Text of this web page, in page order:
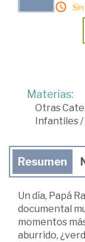
Materias:
Otras
Infantiles/
Resumen
Un día, Papá
documental
momentos
aburrido,